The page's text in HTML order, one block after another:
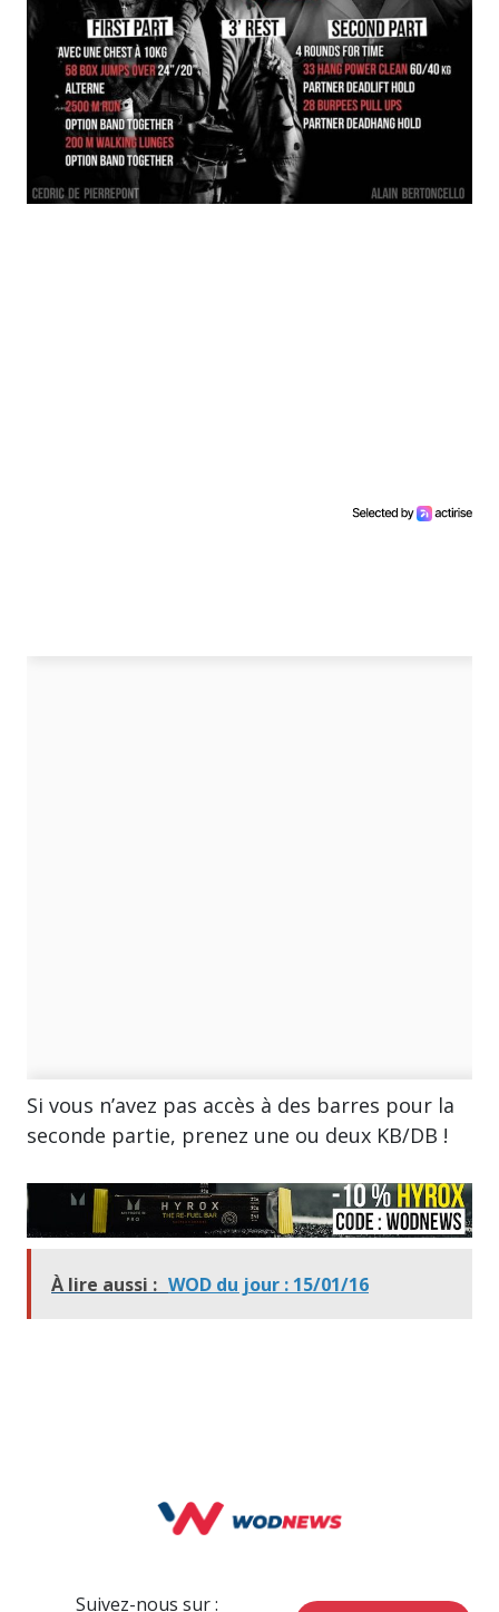
Si vous n’avez pas accès à des barres pour la
seconde partie, prenez une ou deux KB/DB !
À lire aussi : WOD du jour : 15/01/16
Suivez-nous sur :